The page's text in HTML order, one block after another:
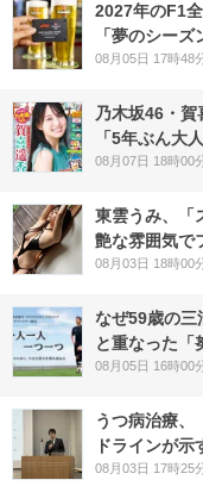
2027年のF1
「夢のシー
08月05日 17時48
乃木坂46・賀
「5年ぶん大
08月07日 18時00
東雲うみ、「
艶な雰囲気で
08月03日 18時00
なぜ59歳の
と重なった「
08月05日 16時00
うつ病治療
ドラインが示
08月03日 17時25